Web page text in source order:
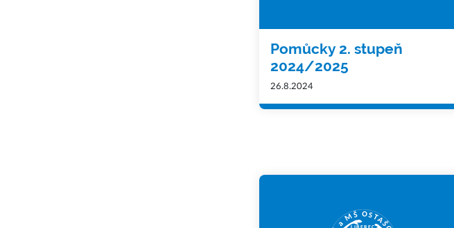
Pomůcky 2. stupeň
2024/2025
26.8.2024